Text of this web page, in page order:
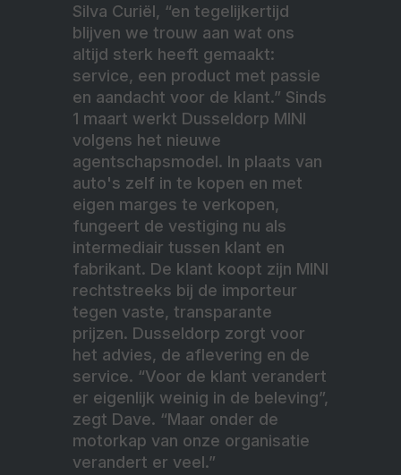
Silva Curiël, “en tegelijkertijd
blijven we trouw aan wat ons
altijd sterk heeft gemaakt:
service, een product met passie
en aandacht voor de klant.” Sinds
1 maart werkt Dusseldorp MINI
volgens het nieuwe
agentschapsmodel. In plaats van
auto's zelf in te kopen en met
eigen marges te verkopen,
fungeert de vestiging nu als
intermediair tussen klant en
fabrikant. De klant koopt zijn MINI
rechtstreeks bij de importeur
tegen vaste, transparante
prijzen. Dusseldorp zorgt voor
het advies, de aflevering en de
service. “Voor de klant verandert
er eigenlijk weinig in de beleving”,
zegt Dave. “Maar onder de
motorkap van onze organisatie
verandert er veel.”